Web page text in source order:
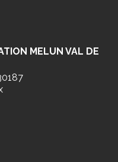
MELUN VAL DE